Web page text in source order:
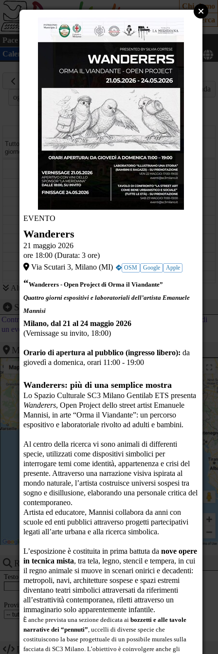
Chi siamo
Cerca
Pace Cultura Mondo Cittadinanza attiva
Ecologia
Calendario
oggi
Maggio
2026
Mese Settimana Giorno Agenda
giovedì
Tutto il
giorno
11
12
13
16
17
18
19
20
21
22
23
Via Scutari 3 - Milano (MI)
Giovedì in libreria - Il
Via Edmondo De Amicis, 17,
20123 Milano MI, Italia - Milan,
Italy (MI)
nostri 28 Libri
per costruire la
pace
È ancora possibile
parlare di pace?
Altri eventi
Segnalazione evento
Contribuisci al calendario di PeaceLink inviando la segnalazione di
un evento
Mappa
Ricerca eventi
Testo
Provincia
Dev
EVENTO
Wanderers
21 maggio 2026
ore 18:00 (Durata: 3 ore)
Via Scutari 3, Milano (MI)
OSM Google Apple
“Wanderers - Open Project di Orma il Viandante”
Quattro giorni espositivi e laboratoriali dell’artista Emanuele
Mannisi
Milano, dal 21 al 24 maggio 2026
(Vernissage su invito, 18:00)
Orario di apertura al pubblico (ingresso libero):da
giovedì a domenica, orari 11:00 - 19:00
Wanderers: più di una semplice mostra
Lo Spazio Culturale SC3 Milano Gentilab ETS presenta
Wanderers, Open Project dello street artist Emanuele
Mannisi, in arte “Orma il Viandante”: un percorso
espositivo e laboratoriale rivolto ad adulti e bambini.
Al centro della ricerca vi sono animali di differenti
specie, utilizzati come dispositivi simbolici per
interrogare temi come identità, appartenenza e crisi del
presente. Attraverso una narrazione visiva ispirata al
mondo naturale, l’artista costruisce universi sospesi tra
sogno e disillusione, elaborando una personale critica del
contemporaneo.
Artista ed educatore, Mannisi collabora da anni con
scuole ed enti pubblici attraverso progetti partecipativi
legati all’arte urbana e alla ricerca simbolica.
L’esposizione è costituita in prima battuta danove opere
in tecnica mista, tra tela, legno, stencil e tempera, in cui
il regno animale si muove in scenari onirici e decadenti:
metropoli, navi, architetture sospese e spazi estremi
diventano teatri simbolici attraversati da riferimenti
all’estrattività contemporanea, riletti attraverso un
immaginario solo apparentemente infantile.
È anche prevista una sezione dedicata ai bozzetti e alle tavole
narrative dei “pennuti”, uccelli di diverse specie che
costituiscono la base progettuale di un possibile murales sulla
facciata di SC3 Milano. L’obiettivo è coinvolgere anche gli